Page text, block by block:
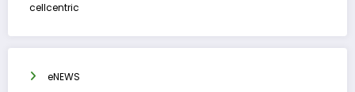
cellcentric
eNEWS